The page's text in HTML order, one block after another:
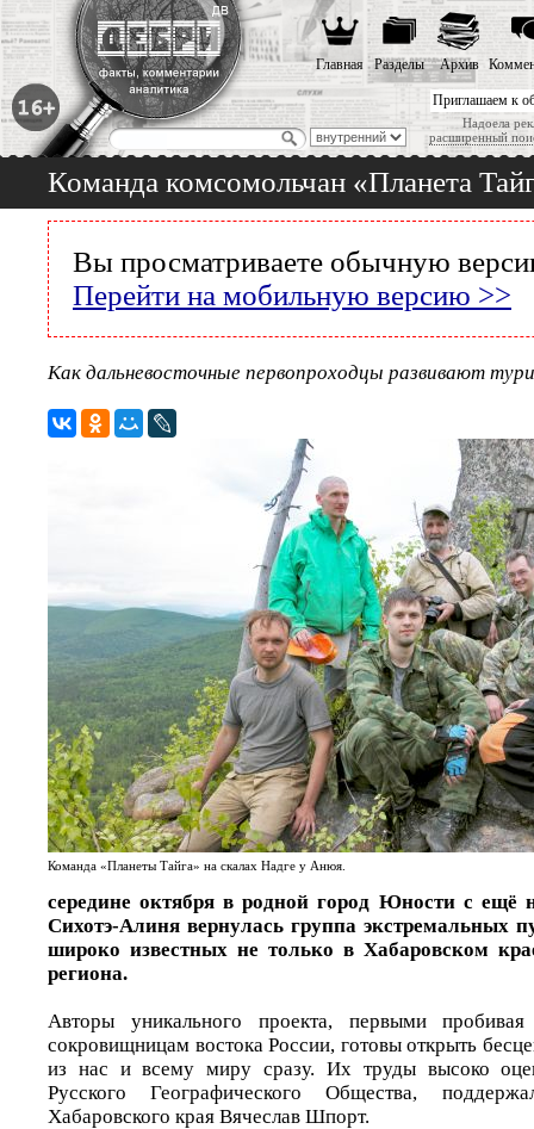
Приглашаем к
Надоела
расширенный
Главная Разделы Архив
Команда комсомольчан «Планета
Вы просматриваете обычную
Перейти на мобильную версию >>
Как дальневосточные первопроходцы развивают
Команда «Планеты Тайга» на скалах Надге у Анюя.
середине октября в родной город Юности с ещё
Сихотэ-Алиня вернулась группа экстремальных
широко известных не только в Хабаровском
региона.
Авторы уникального проекта, первыми
сокровищницам востока России, готовы открыть
из нас и всему миру сразу. Их труды высоко
Русского Географического Общества,
Хабаровского края Вячеслав Шпорт.